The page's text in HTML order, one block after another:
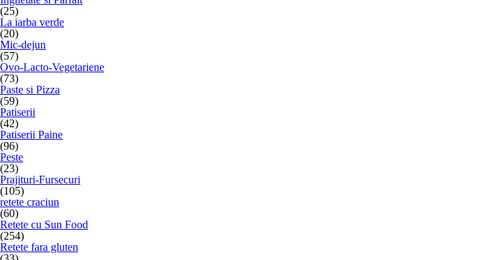
(25)
La iarba verde
(20)
Mic-dejun
(57)
Ovo-Lacto-Vegetariene
(73)
Paste si Pizza
(59)
Patiserii
(42)
Patiserii Paine
(96)
Peste
(23)
Prajituri-Fursecuri
(105)
retete craciun
(60)
Retete cu Sun Food
(254)
Retete fara gluten